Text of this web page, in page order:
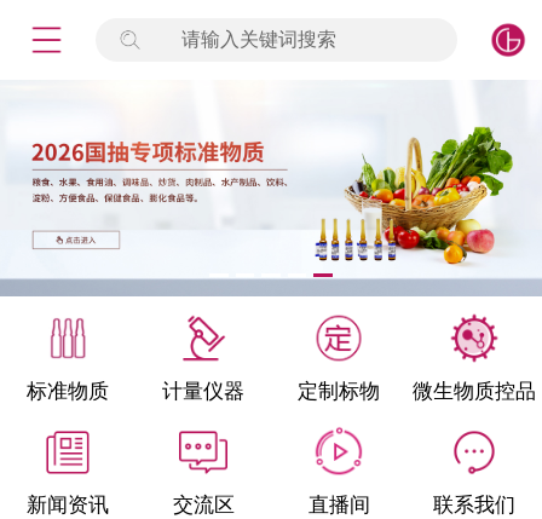
请输入关键词搜索
标准物质 计量仪器 定制标物 微生物质控品
新闻资讯 交流区 直播间 联系我们
标准物质
产品专项
微生物检测/质控品
定制标物
定制仪器